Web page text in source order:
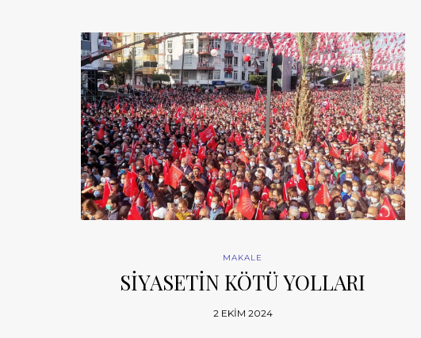
MAKALE
SİYASETİN KÖTÜ YOLLARI
2 EKIM 2024